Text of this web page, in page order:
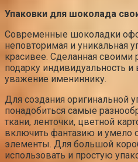
Упаковки для шоколада
Современные шоколадки
неповторимая и уникальная
красивее. Сделанная своими
подарку индивидуальность
уважение имениннику.
Для создания оригинальной
понадобиться самые
ткани, ленточки, цветной
включить фантазию и умело
элементы. Для большой
использовать и простую